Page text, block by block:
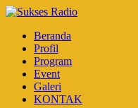
Beranda
Profil
Program
Event
Galeri
KONTAK